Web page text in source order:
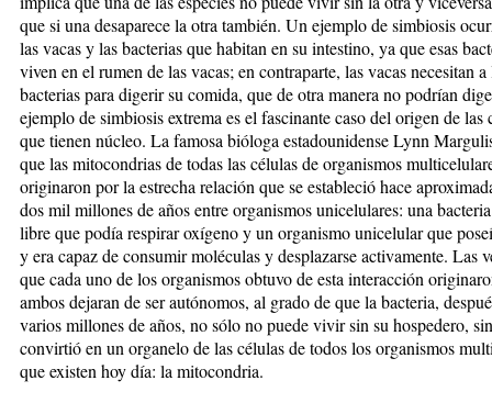
que si una desaparece la otra también. Un ejemplo de simbiosis
las vacas y las bacterias que habitan en su intestino, ya que esas
viven en el rumen de las vacas; en contraparte, las vacas necesitan a
bacterias para digerir su comida, que de otra manera no podrían
ejemplo de simbiosis extrema es el fascinante caso del origen de las
que tienen núcleo. La famosa bióloga estadounidense Lynn
que las mitocondrias de todas las células de organismos
originaron por la estrecha relación que se estableció hace
dos mil millones de años entre organismos unicelulares: una
libre que podía respirar oxígeno y un organismo unicelular que
y era capaz de consumir moléculas y desplazarse activamente. Las
que cada uno de los organismos obtuvo de esta interacción
ambos dejaran de ser autónomos, al grado de que la bacteria,
varios millones de años, no sólo no puede vivir sin su hospedero,
convirtió en un organelo de las células de todos los organismos
que existen hoy día: la mitocondria.